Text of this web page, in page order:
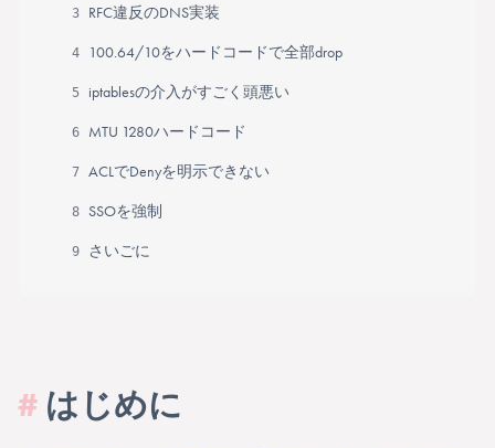
3 RFC違反のDNS実装
4 100.64/10をハードコードで全部drop
5 iptablesの介入がすごく頭悪い
6 MTU 1280ハードコード
7 ACLでDenyを明示できない
8 SSOを強制
9 さいごに
# はじめに